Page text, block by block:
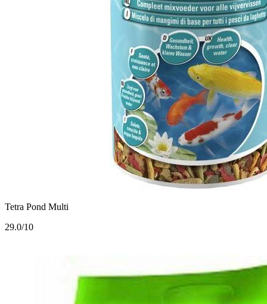
Tetra Pond Multi
29.0/10